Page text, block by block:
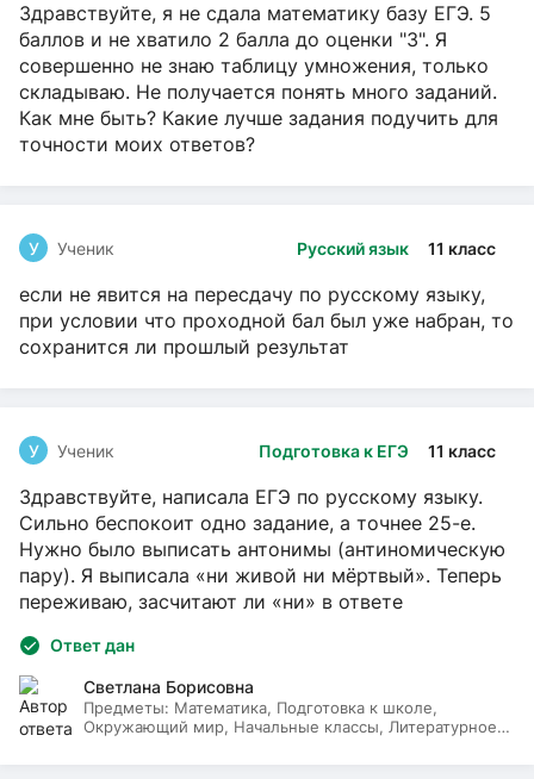
Здравствуйте, я не сдала математику базу ЕГЭ. 5
баллов и не хватило 2 балла до оценки "3". Я
совершенно не знаю таблицу умножения, только
складываю. Не получается понять много заданий.
Как мне быть? Какие лучше задания подучить для
точности моих ответов?
Русский язык 11 класс
У Ученик
если не явится на пересдачу по русскому языку,
при условии что проходной бал был уже набран, то
сохранится ли прошлый результат
Подготовка к ЕГЭ 11 класс
У Ученик
Здравствуйте, написала ЕГЭ по русскому языку.
Сильно беспокоит одно задание, а точнее 25-е.
Нужно было выписать антонимы (антиномическую
пару). Я выписала «ни живой ни мёртвый». Теперь
переживаю, засчитают ли «ни» в ответе
Ответ дан
Светлана Борисовна
Предметы: Математика, Подготовка к школе,
Окружающий мир, Начальные классы, Литературное